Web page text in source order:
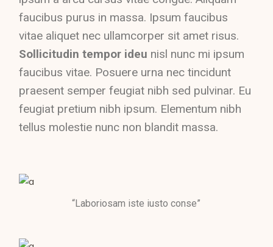
faucibus purus in massa. Ipsum faucibus
vitae aliquet nec ullamcorper sit amet risus.
Sollicitudin tempor ideu nisl nunc mi ipsum
faucibus vitae. Posuere urna nec tincidunt
praesent semper feugiat nibh sed pulvinar. Eu
feugiat pretium nibh ipsum. Elementum nibh
tellus molestie nunc non blandit massa.
“Laboriosam iste iusto conse”